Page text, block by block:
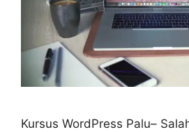
Kursus WordPress Palu–